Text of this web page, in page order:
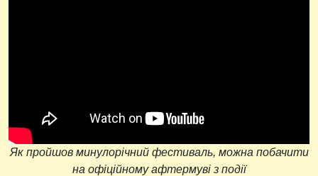
Як пройшов минулорічний фестиваль, можна побачити
на офіційному афтермуві з події